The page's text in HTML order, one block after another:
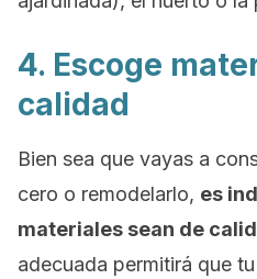
4. Escoge
calidad
Bien sea que vayas a
cero o remodelarlo, es
materiales sean de
adecuada permitirá que